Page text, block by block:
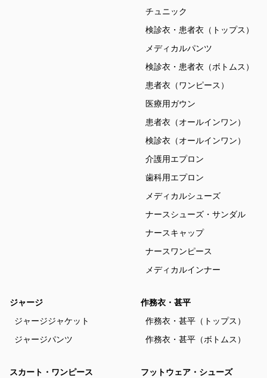
チュニック
検診衣・患者衣（トップス）
メディカルパンツ
検診衣・患者衣（ボトムス）
患者衣（ワンピース）
医療用ガウン
患者衣（オールインワン）
検診衣（オールインワン）
介護用エプロン
歯科用エプロン
メディカルシューズ
ナースシューズ・サンダル
ナースキャップ
ナースワンピース
メディカルインナー
ジャージ
ジャージジャケット
ジャージパンツ
作務衣・甚平
作務衣・甚平（トップス）
作務衣・甚平（ボトムス）
スカート・ワンピース
フットウェア・シューズ